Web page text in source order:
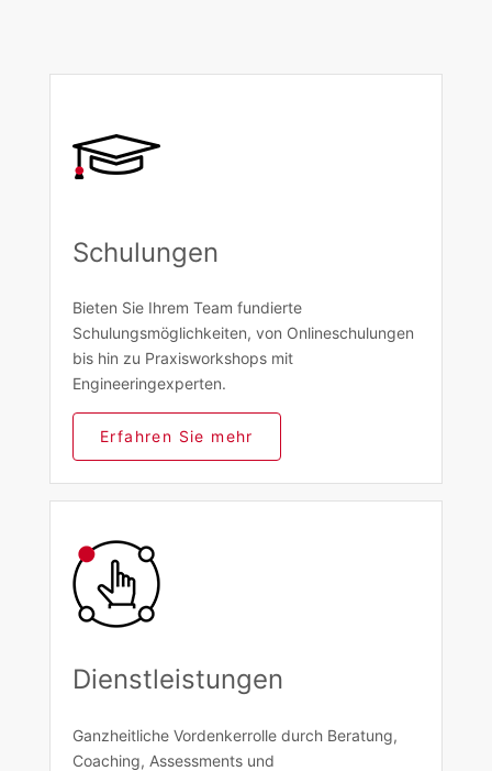
Schulungen
Bieten Sie Ihrem Team fundierte
Schulungsmöglichkeiten, von Onlineschulungen
bis hin zu Praxisworkshops mit
Engineeringexperten.
Erfahren Sie mehr
Dienstleistungen
Ganzheitliche Vordenkerrolle durch Beratung,
Coaching, Assessments und